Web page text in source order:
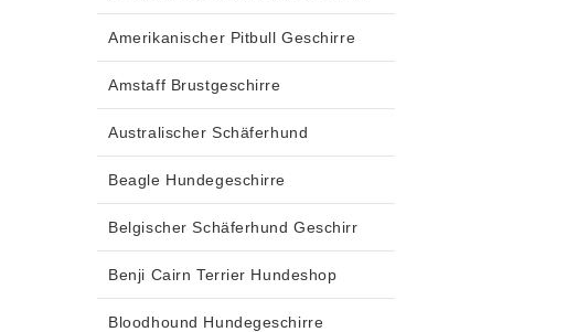
Amerikanischer Pitbull Geschirre
Amstaff Brustgeschirre
Australischer Schäferhund
Beagle Hundegeschirre
Belgischer Schäferhund Geschirr
Benji Cairn Terrier Hundeshop
Bloodhound Hundegeschirre